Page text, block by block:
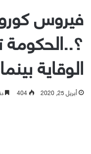
فيروس
؟..الحكومة
الوقاية
أبريل 25, 2020 404